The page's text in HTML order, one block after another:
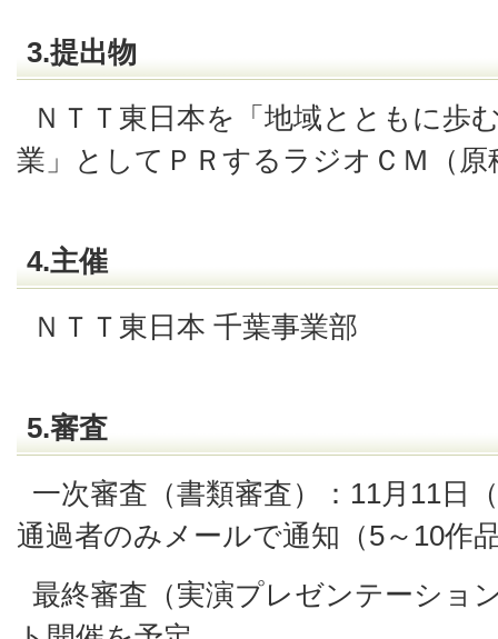
3.提出物
ＮＴＴ東日本を「地域とともに歩
業」としてＰＲするラジオＣＭ（原
4.主催
ＮＴＴ東日本 千葉事業部
5.審査
一次審査（書類審査）：11月11
通過者のみメールで通知（5～10作
最終審査（実演プレゼンテーシ